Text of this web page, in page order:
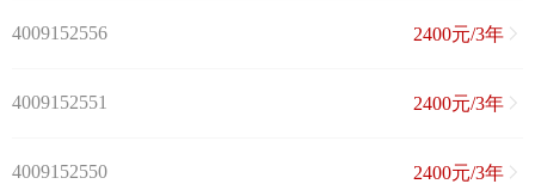
4009152556 2400元/3年
4009152551 2400元/3年
4009152550 2400元/3年